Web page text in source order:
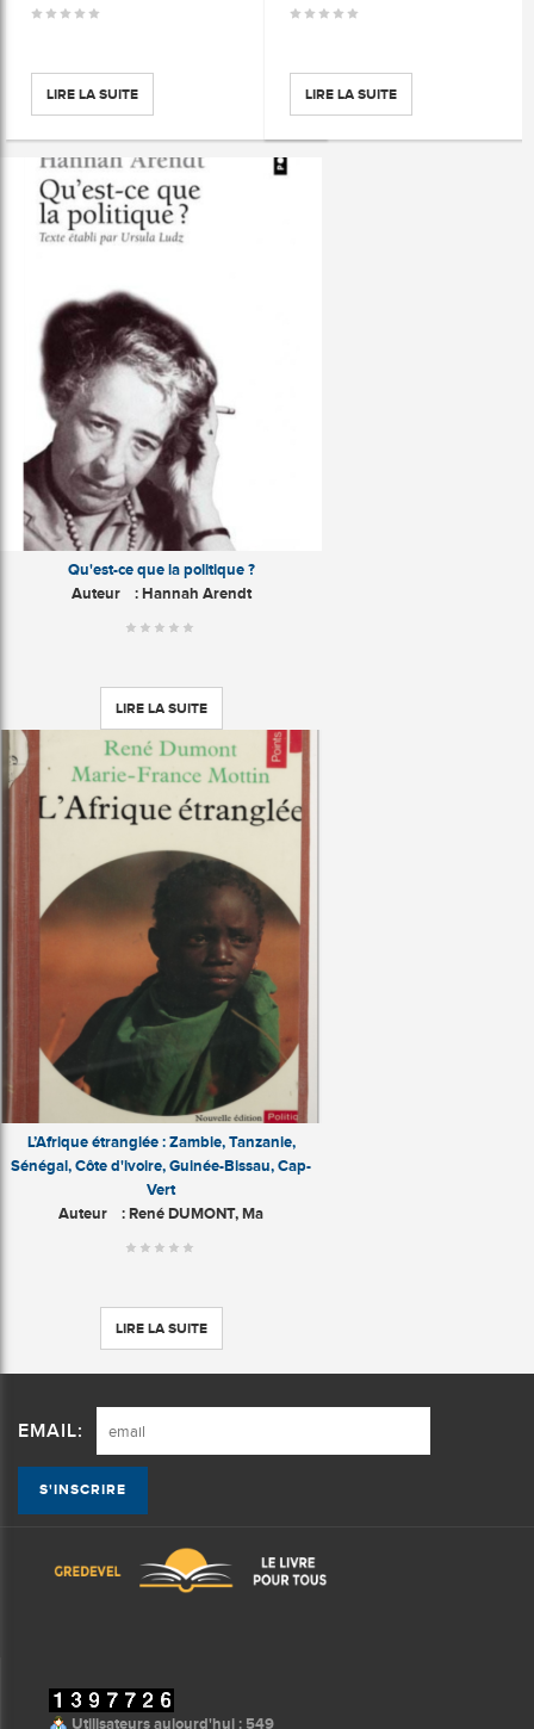
LIRE LA SUITE LIRE LA SUITE
Qu'est-ce que la politique ?
Auteur: Hannah Arendt
LIRE LA SUITE
L’Afrique étranglée : Zambie, Tanzanie,
Sénégal, Côte d'ivoire, Guinée-Bissau, Cap-
Vert
Auteur : René DUMONT, Ma
LIRE LA SUITE
EMAIL:
Utilisateurs aujourd'hui : 549